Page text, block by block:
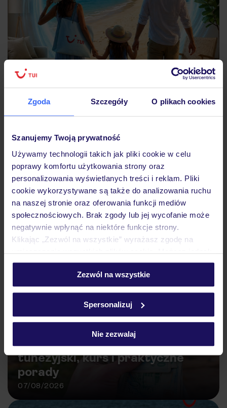
Zgoda Szczegóły O plikach cookies
Szanujemy Twoją prywatność
Używamy technologii takich jak pliki cookie w celu
poprawy komfortu użytkowania strony oraz
personalizowania wyświetlanych treści i reklam. Pliki
cookie wykorzystywane są także do analizowania ruchu
na naszej stronie oraz oferowania funkcji mediów
społecznościowych. Brak zgody lub jej wycofanie może
negatywnie wpłynąć na niektóre funkcje strony.
Klikając „Zezwól na wszystkie” wyrażasz zgodę na
umieszczenie wszystkich plików cookie. Możesz jednak
personalizować swój wybór wchodząc w zakładkę
Szczegółowe informacje o plikach cookie znajdziesz
polityce plików cookies oraz polityce prywatności
Zezwól na wszystkie
Spersonalizuj
Nie zezwalaj
Inne wpisy
Porady Tunezja
Waluta w Tunezji 2026 – dinar
tunezyjski, kurs i praktyczne
porady
07/08/2026